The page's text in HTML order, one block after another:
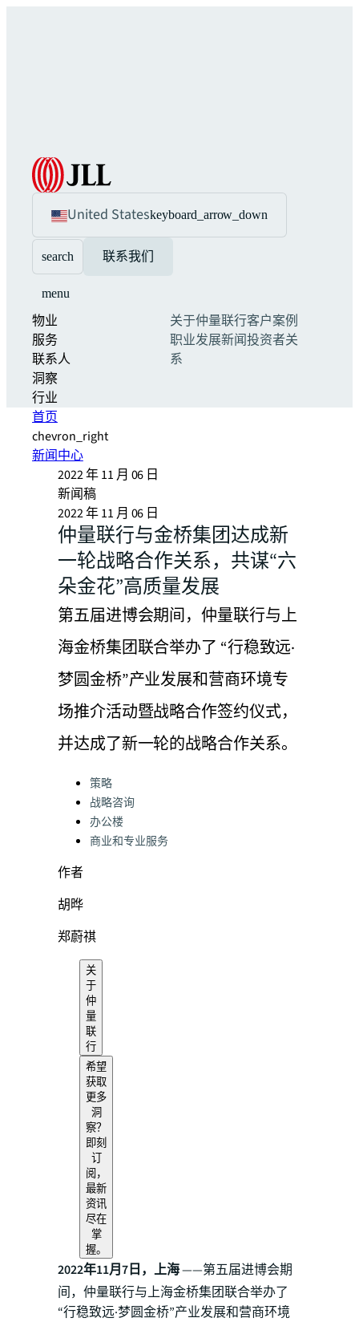
United Stateskeyboard_arrow_down
search 联系我们
menu
物业
服务
联系人
洞察
行业
关于仲量联行客户案例
职业发展新闻投资者关
系
首页
chevron_right
新闻中心
2022 年 11 月 06 日
新闻稿
2022 年 11 月 06 日
仲量联行与金桥集团达成新
一轮战略合作关系，共谋“六
朵金花”高质量发展
第五届进博会期间，仲量联行与上
海金桥集团联合举办了 “行稳致远·
梦圆金桥”产业发展和营商环境专
场推介活动暨战略合作签约仪式，
并达成了新一轮的战略合作关系。
Categories:
策略
战略咨询
办公楼
商业和专业服务
作者
胡晔
郑蔚祺
关
于
仲
量
联
行
希望
获取
更多
洞
察？
即刻
订
阅，
最新
资讯
尽在
掌
握。
2022年11月7日，上海——第五届进博会期
间，仲量联行与上海金桥集团联合举办了
“行稳致远·梦圆金桥”产业发展和营商环境